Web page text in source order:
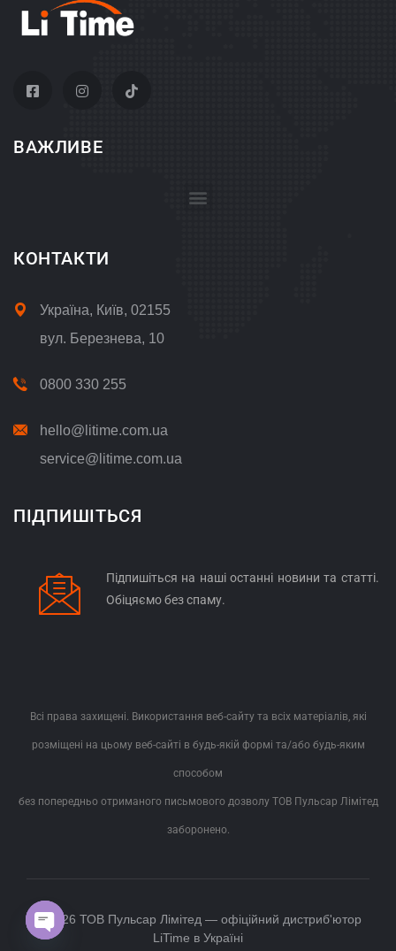
ВАЖЛИВЕ
КОНТАКТИ
Україна, Київ, 02155
вул. Березнева, 10
0800 330 255
hello@litime.com.ua
service@litime.com.ua
ПІДПИШІТЬСЯ
Підпишіться на наші останні новини та статті.
Обіцяємо без спаму.
Всі права захищені. Використання веб-сайту та всіх матеріалів, які
розміщені на цьому веб-сайті в будь-якій формі та/або будь-яким
способом
без попередньо отриманого письмового дозволу ТОВ Пульсар Лімітед
заборонено.
© 2026 ТОВ Пульсар Лімітед — офіційний дистриб'ютор
LiTime в Україні
Open chaty